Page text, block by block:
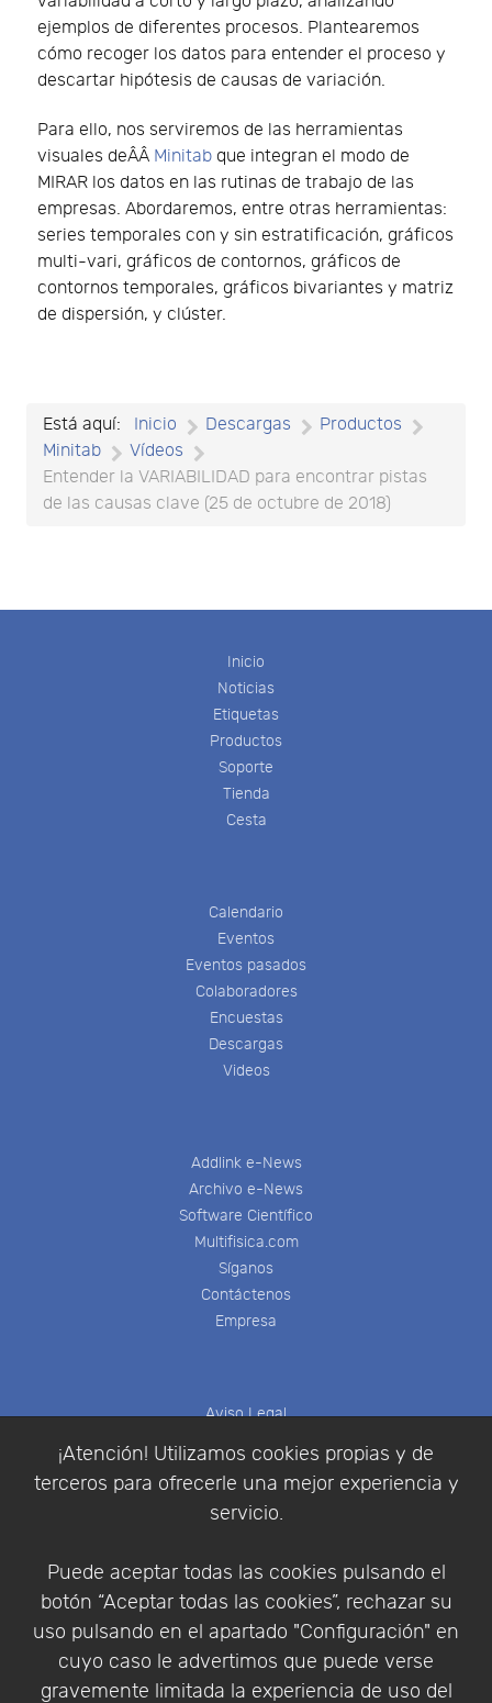
¡Atención! Utilizamos cookies propias y de
terceros para ofrecerle una mejor experiencia y
servicio.
Puede aceptar todas las cookies pulsando el
botón “Aceptar todas las cookies”, rechazar su
uso pulsando en el apartado "Configuración" en
cuyo caso le advertimos que puede verse
gravemente limitada la experiencia de uso del
ejemplos de diferentes procesos. Plantearemos
cómo recoger los datos para entender el proceso y
descartar hipótesis de causas de variación.
Para ello, nos serviremos de las herramientas
visuales deÂÂ Minitab que integran el modo de
MIRAR los datos en las rutinas de trabajo de las
empresas. Abordaremos, entre otras herramientas:
series temporales con y sin estratificación, gráficos
multi-vari, gráficos de contornos, gráficos de
contornos temporales, gráficos bivariantes y matriz
de dispersión, y clúster.
Está aquí: Inicio Descargas
Productos
Minitab
Vídeos
Entender la VARIABILIDAD para encontrar pistas
de las causas clave (25 de octubre de 2018)
Inicio
Noticias
Etiquetas
Productos
Soporte
Tienda
Cesta
Calendario
Eventos
Eventos pasados
Colaboradores
Encuestas
Descargas
Videos
Addlink e-News
Archivo e-News
Software Científico
Multifisica.com
Síganos
Contáctenos
Empresa
Aviso Legal
Política de Privacidad
Condiciones de compra
Identificarse
Empresa|Aviso Legal| Política de Privacidad |